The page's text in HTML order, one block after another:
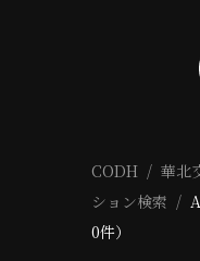
CODH 華北
ション検索
0件）